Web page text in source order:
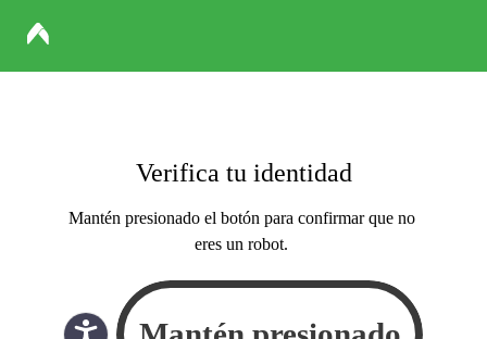
Verifica tu identidad
Mantén presionado el botón para confirmar que no
eres un robot.